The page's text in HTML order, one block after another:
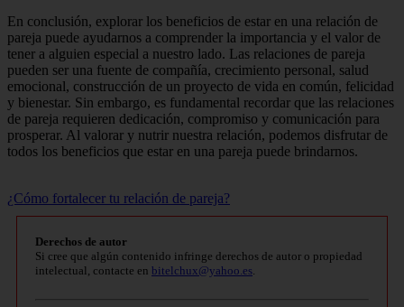
En conclusión, explorar los beneficios de estar en una relación de
pareja puede ayudarnos a comprender la importancia y el valor de
tener a alguien especial a nuestro lado. Las relaciones de pareja
pueden ser una fuente de compañía, crecimiento personal, salud
emocional, construcción de un proyecto de vida en común, felicidad
y bienestar. Sin embargo, es fundamental recordar que las relaciones
de pareja requieren dedicación, compromiso y comunicación para
prosperar. Al valorar y nutrir nuestra relación, podemos disfrutar de
todos los beneficios que estar en una pareja puede brindarnos.
¿Cómo fortalecer tu relación de pareja?
Derechos de autor
Si cree que algún contenido infringe derechos de autor o propiedad
intelectual, contacte en bitelchux@yahoo.es.